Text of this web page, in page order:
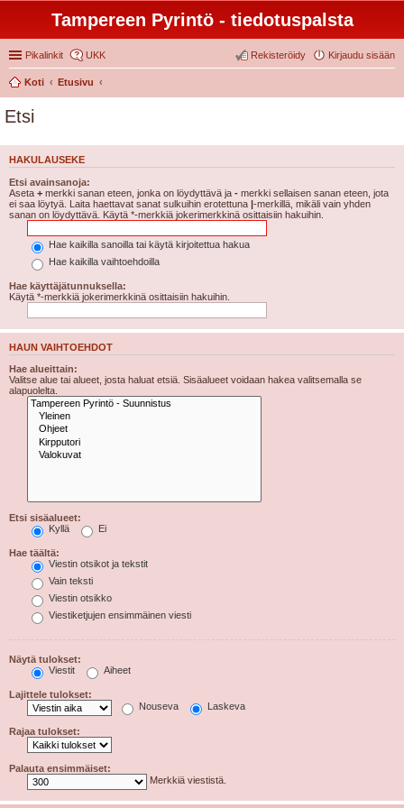
Tampereen Pyrintö - tiedotuspalsta
Pikalinkit UKK Kirjaudu sisään
Rekisteröidy
Koti Etusivu
Etsi
HAKULAUSEKE
Etsi avainsanoja:
Aseta + merkki sanan eteen, jonka on löydyttävä ja - merkki sellaisen sanan eteen, jota
ei saa löytyä. Laita haettavat sanat sulkuihin erotettuna |-merkillä, mikäli vain yhden
sanan on löydyttävä. Käytä *-merkkiä jokerimerkkinä osittaisiin hakuihin.
Hae kaikilla sanoilla tai käytä kirjoitettua hakua
Hae kaikilla vaihtoehdoilla
Hae käyttäjätunnuksella:
Käytä *-merkkiä jokerimerkkinä osittaisiin hakuihin.
HAUN VAIHTOEHDOT
Hae alueittain:
Valitse alue tai alueet, josta haluat etsiä. Sisäalueet voidaan hakea valitsemalla se
alapuolelta.
Etsi sisäalueet:
Kyllä
Ei
Hae täältä:
Viestin otsikot ja tekstit
Vain teksti
Viestin otsikko
Viestiketjujen ensimmäinen viesti
Näytä tulokset:
Viestit
Aiheet
Lajittele tulokset:
Nouseva
Laskeva
Rajaa tulokset:
Palauta ensimmäiset:
Merkkiä viestistä.